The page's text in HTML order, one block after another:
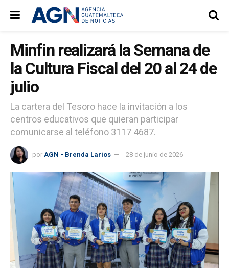
Minfin realizará la Semana de
la Cultura Fiscal del 20 al 24 de
julio
La cartera del Tesoro hace la invitación a los
centros educativos que quieran participar
comunicarse al teléfono 3117 4687.
por AGN - Brenda Larios 28 de junio de 2026